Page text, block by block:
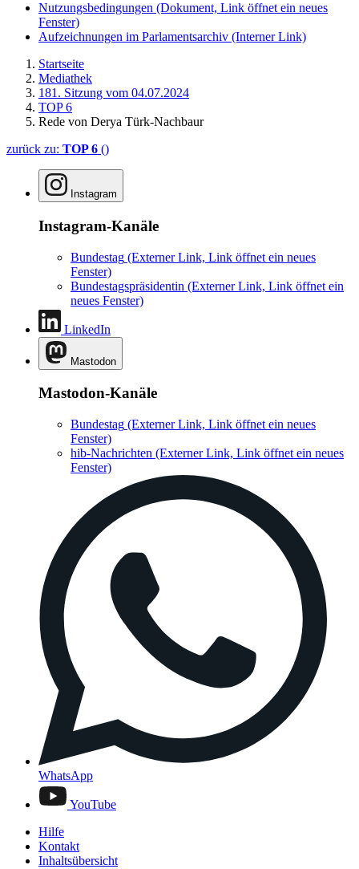
Nutzungsbedingungen (Dokument, Link öffnet ein neues
Fenster)
Aufzeichnungen im Parlamentsarchiv (Interner Link)
Startseite
Mediathek
181. Sitzung vom 04.07.2024
TOP 6
Rede von Derya Türk-Nachbaur
zurück zu: TOP 6 ()
Instagram
Instagram-Kanäle
Bundestag (Externer Link, Link öffnet ein neues
Fenster)
Bundestagspräsidentin (Externer Link, Link öffnet ein
neues Fenster)
LinkedIn
Mastodon
Mastodon-Kanäle
Bundestag (Externer Link, Link öffnet ein neues
Fenster)
hib-Nachrichten (Externer Link, Link öffnet ein neues
Fenster)
WhatsApp
YouTube
Hilfe
Kontakt
Inhaltsübersicht